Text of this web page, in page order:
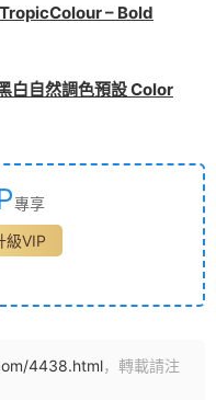
– Bold
白自然調色預設 Color
專享
級VIP
4438.html，轉載請注